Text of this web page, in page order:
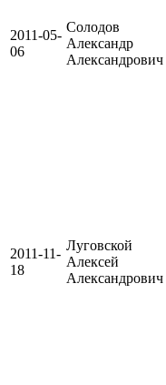
2011-05-
06
Солодов
Александр
Александрович
2011-11-
18
Луговской
Алексей
Александрович